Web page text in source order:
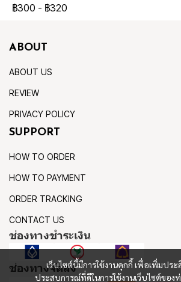
฿300 - ฿320
เว็บไซต์นี้มีการใช้งานคุกกี้ เพื่อเพิ่มปร
ประสบการณ์ที่ดีในการใช้งานเว็บไซต์ของ
ABOUT
ABOUT US
REVIEW
PRIVACY POLICY
SUPPORT
HOW TO ORDER
HOW TO PAYMENT
ORDER TRACKING
CONTACT US
ช่องทางชำระเงิน
ช่องทางจัดส่ง